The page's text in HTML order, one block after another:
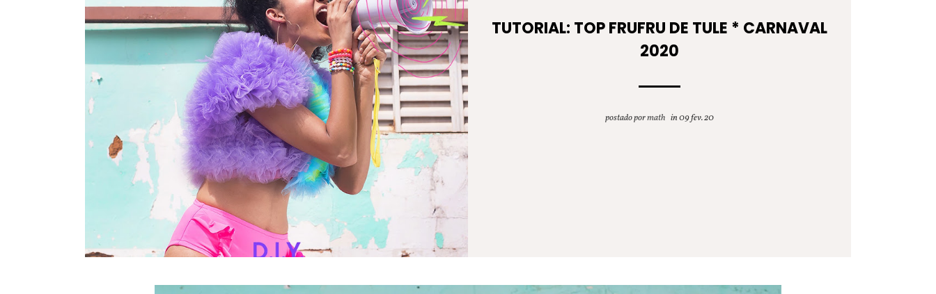
TUTORIAL: TOP FRUFRU DE TULE * CARNAVAL
2020
postado pormath 09 fev. 20